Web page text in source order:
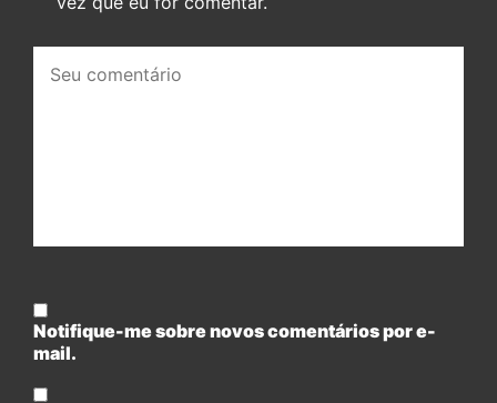
comentário:
Notifique-me sobre novos comentários por e-
mail.